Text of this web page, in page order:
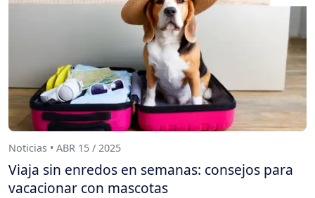
Noticias • ABR 15 / 2025
Viaja sin enredos en semanas: consejos para
vacacionar con mascotas